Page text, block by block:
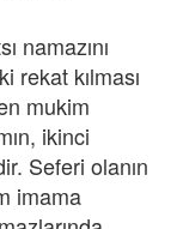
namazını
rekat kılması
mukim
ikinci
Seferi olanın
imama